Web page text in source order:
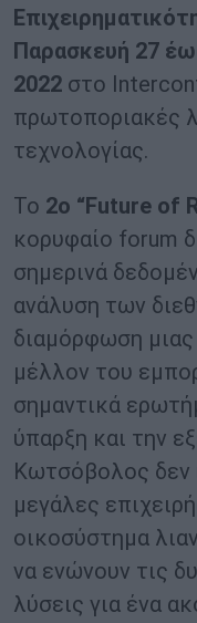
Παρασκευή 27
2022 στο
πρωτοποριακές
τεχνολογίας.
Το 2ο “Future of
κορυφαίο forum
σημερινά
ανάλυση των
διαμόρφωση
μέλλον του
σημαντικά
ύπαρξη και την
Κωτσόβολος δεν
μεγάλες
οικοσύστημα
να ενώνουν τις
λύσεις για ένα